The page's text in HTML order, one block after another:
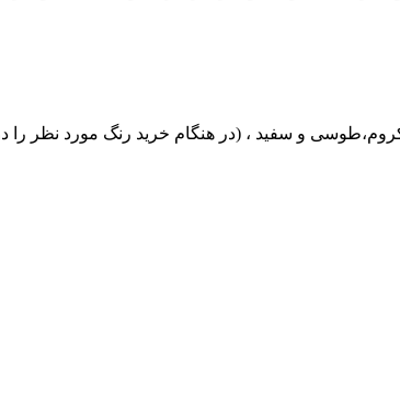
و سفید ، (در هنگام خرید رنگ مورد نظر را